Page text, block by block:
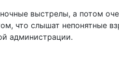
выстрелы, а потом
что слышат непонятные
администрации.